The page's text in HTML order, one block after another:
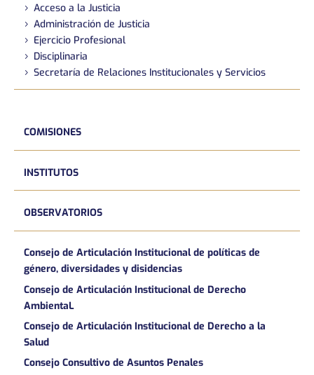
Acceso a la Justicia
Administración de Justicia
Ejercicio Profesional
Disciplinaria
Secretaría de Relaciones Institucionales y Servicios
COMISIONES
INSTITUTOS
OBSERVATORIOS
Consejo de Articulación Institucional de políticas de
género, diversidades y disidencias
Consejo de Articulación Institucional de Derecho
AmbientaL
Consejo de Articulación Institucional de Derecho a la
Salud
Consejo Consultivo de Asuntos Penales